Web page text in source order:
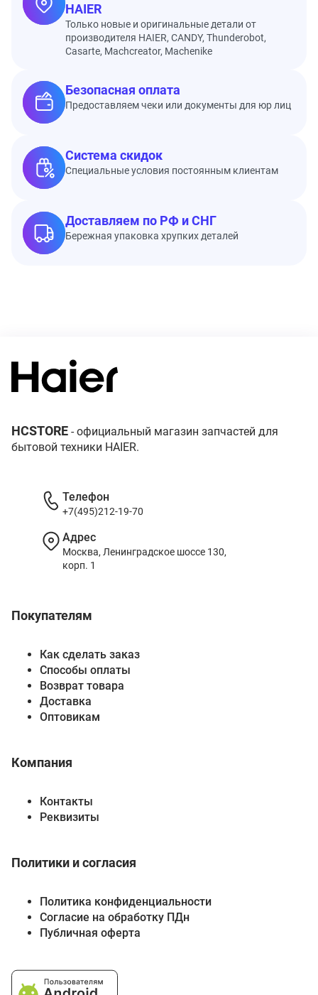
HAIER
Только новые и оригинальные детали от
производителя HAIER, CANDY, Thunderobot,
Casarte, Machcreator, Machenike
Безопасная оплата
Предоставляем чеки или документы для юр лиц
Система скидок
Специальные условия постоянным клиентам
Доставляем по РФ и СНГ
Бережная упаковка хрупких деталей
HCSTORE - официальный магазин запчастей для
бытовой техники HAIER.
Покупателям
Как сделать заказ
Способы оплаты
Возврат товара
Доставка
Оптовикам
Компания
Контакты
Реквизиты
Политики и согласия
Политика конфиденциальности
Согласие на обработку ПДн
Публичная оферта
Телефон
+7(495)212-19-70
Адрес
Москва, Ленинградское шоссе 130,
корп. 1